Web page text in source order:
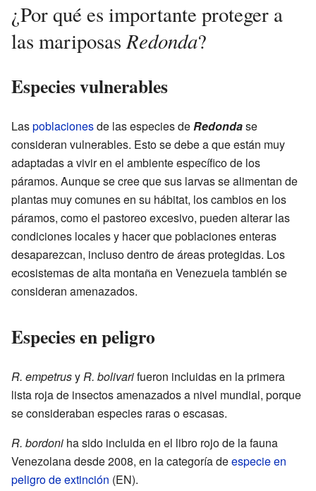
¿Por qué es importante proteger a
las mariposasRedonda?
Especies vulnerables
Laspoblacionesde las especies deRedondase
consideran vulnerables. Esto se debe a que están muy
adaptadas a vivir en el ambiente específico de los
páramos. Aunque se cree que sus larvas se alimentan de
plantas muy comunes en su hábitat, los cambios en los
páramos, como el pastoreo excesivo, pueden alterar las
condiciones locales y hacer que poblaciones enteras
desaparezcan, incluso dentro de áreas protegidas. Los
ecosistemas de alta montaña en Venezuela también se
consideran amenazados.
Especies en peligro
R. empetrusyR. bolivarifueron incluidas en la primera
lista roja de insectos amenazados a nivel mundial, porque
se consideraban especies raras o escasas.
R. bordoni ha sido incluida en el libro rojo de la fauna
Venezolana desde 2008, en la categoría deespecie en
peligro de extinción (EN).